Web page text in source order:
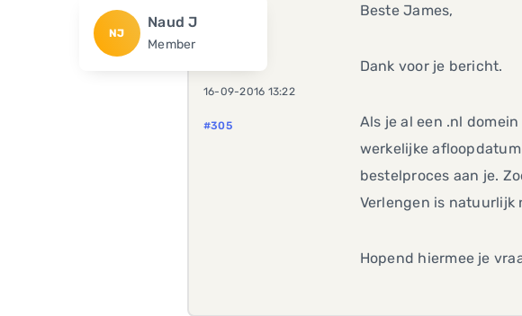
NJ
Naud J
Member
16-09-2016 13:22
#305
Beste James,
Dank voor je bericht.
Als je al een .nl
werkelijke
bestelproces aan je.
Verlengen is natuurlijk
Hopend hiermee je